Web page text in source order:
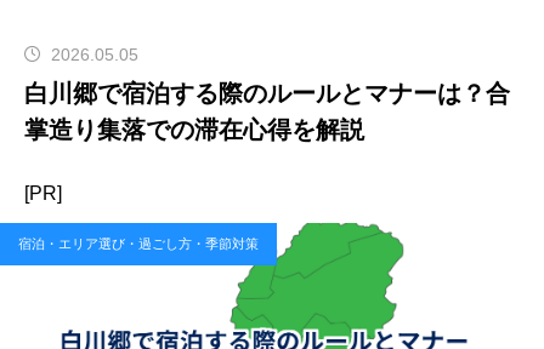
2026.05.05
白川郷で宿泊する際のルールとマナーは？合
掌造り集落での滞在心得を解説
[PR]
宿泊・エリア選び・過ごし方・季節対策